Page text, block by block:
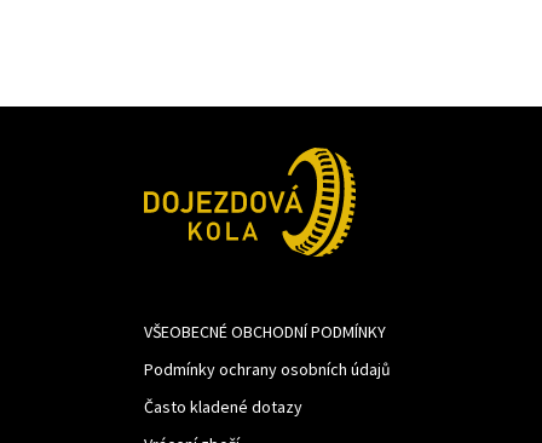
VŠEOBECNÉ OBCHODNÍ PODMÍNKY
Podmínky ochrany osobních údajů
Často kladené dotazy